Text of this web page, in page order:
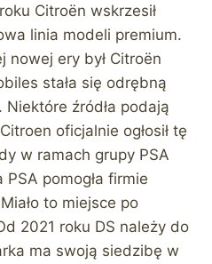
Citroën wskrzesił
linia modeli premium.
nowej ery był Citroën
stała się odrębną
źródła podają
oficjalnie ogłosił tę
w ramach grupy PSA
pomogła firmie
to miejsce po
2021 roku DS należy do
ma swoją siedzibę w